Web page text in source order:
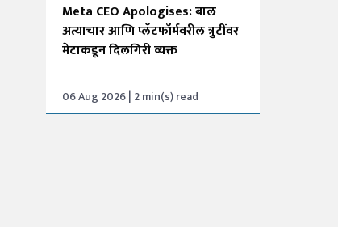
Meta CEO Apologises: बाल
अत्याचार आणि प्लॅटफॉर्मवरील त्रुटींवर
मेटाकडून दिलगिरी व्यक्त
06 Aug 2026 | 2 min(s) read